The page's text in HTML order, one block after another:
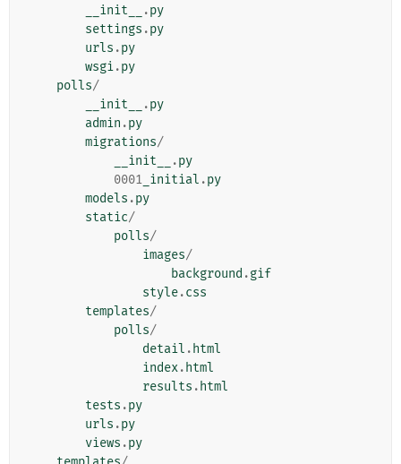
__init__
.py
settings .py
urls .py
wsgi.py
polls/
__init__
.py
admin .py
migrations/
__init__
.py
0001 _initial .py
models .py
static/
polls/
images/
background .gif
style.css
templates/
polls/
detail . html
index. html
results . html
tests .py
urls .py
views .py